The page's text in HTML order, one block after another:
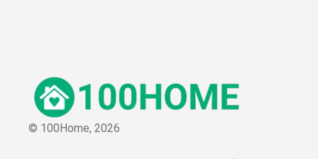
© 100Home, 2026